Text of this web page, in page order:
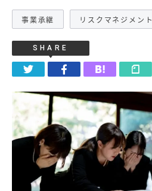
事業承継 リスクマネジメント
SHARE